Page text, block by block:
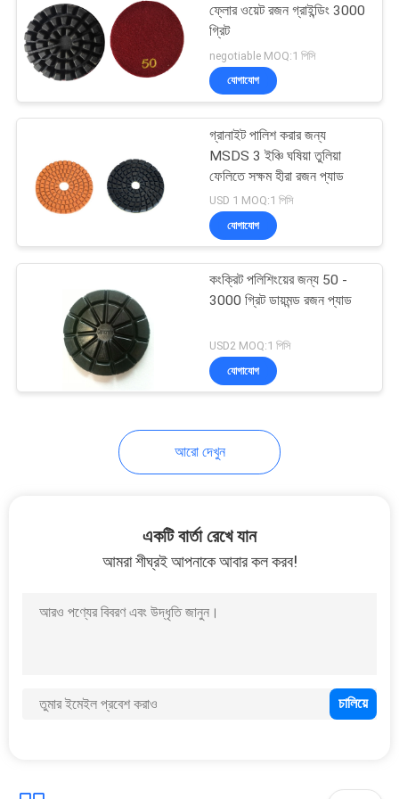
ম্যানুয়াল ফ্লোর পলিশদার
কংক্রিট নিরাময় এজেন্ট
ডায়মন্ড গ্রাইন্ডিং ডিস্ক
ফ্লোর ওয়েট রজন গ্রাইন্ডিং 3000
গ্রিট
negotiable MOQ:1 পিসি
যোগাযোগ
গ্রানাইট পালিশ করার জন্য
MSDS 3 ইঞ্চি ঘষিয়া তুলিয়া
ফেলিতে সক্ষম হীরা রজন প্যাড
USD 1 MOQ:1 পিসি
যোগাযোগ
কংক্রিট পলিশিংয়ের জন্য 50 -
3000 গ্রিট ডায়মন্ড রজন প্যাড
USD2 MOQ:1 পিসি
যোগাযোগ
আরো দেখুন
একটি বার্তা রেখে যান
আমরা শীঘ্রই আপনাকে আবার কল করব!